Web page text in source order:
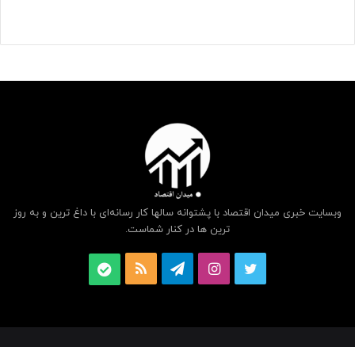
وبسایت خبری میدان اقتصاد با پشتوانه سالها کار رسانه‌ای با داغ ترین و به روز
ترین ها در کنار شماست.
توییتر اینستاگرام
تلگرام خوراک